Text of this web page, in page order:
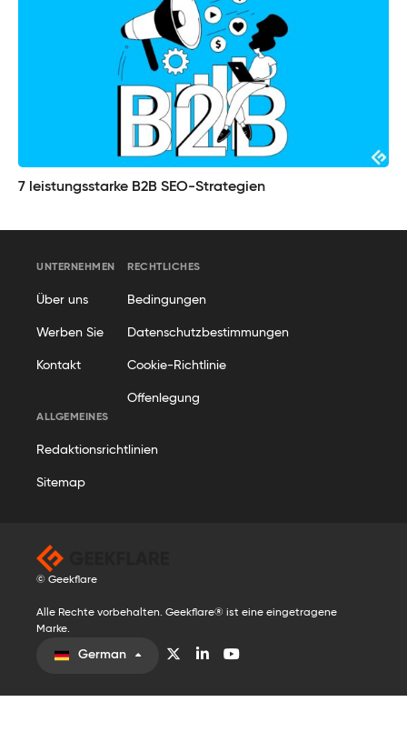
7 leistungsstarke B2B SEO-Strategien
UNTERNEHMEN
Über uns
Werben Sie
Kontakt
RECHTLICHES
Bedingungen
Datenschutzbestimmungen
Cookie-Richtlinie
Offenlegung
ALLGEMEINES
Redaktionsrichtlinien
Sitemap
© Geekflare
Alle Rechte vorbehalten. Geekflare® ist eine eingetragene
Marke.
German